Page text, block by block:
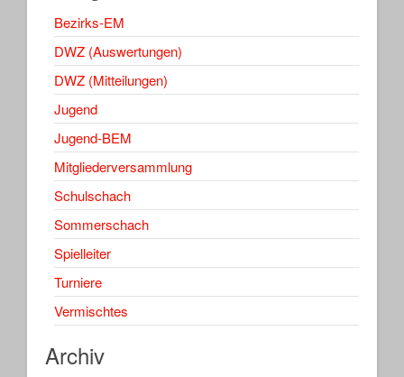
Bezirks-EM
DWZ (Auswertungen)
DWZ (Mitteilungen)
Jugend
Jugend-BEM
Mitgliederversammlung
Schulschach
Sommerschach
Spielleiter
Turniere
Vermischtes
Archiv